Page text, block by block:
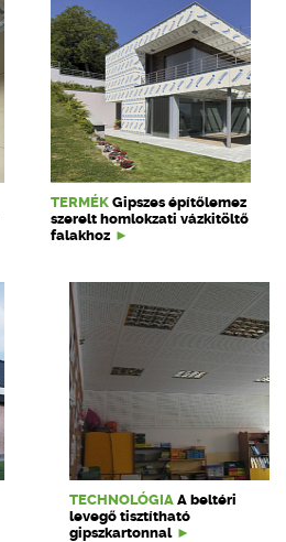
TERMÉK Gipszes építőlemez
szerelt homlokzati vázkitöltő
falakhoz
TECHNOLÓGIA A beltéri
levegő tisztítható
gipszkartonnal